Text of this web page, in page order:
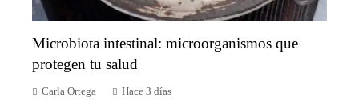
Microbiota intestinal: microorganismos que
protegen tu salud
Carla Ortega Hace 3 días